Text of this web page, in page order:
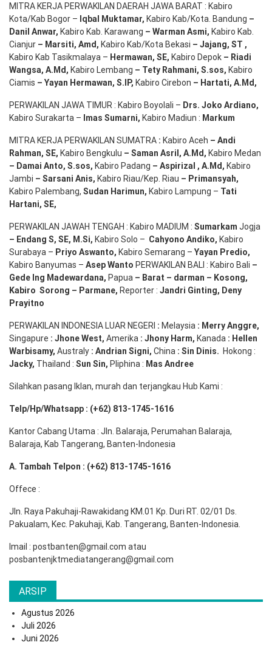
MITRA KERJA PERWAKILAN DAERAH JAWA BARAT : Kabiro
Kota/Kab Bogor – Iqbal Muktamar, Kabiro Kab/Kota. Bandung –
Danil Anwar, Kabiro Kab. Karawang – Warman Asmi, Kabiro Kab.
Cianjur – Marsiti, Amd , Kabiro Kab/Kota Bekasi – Jajang, ST ,
Kabiro Kab Tasikmalaya – Hermawan, SE, Kabiro Depok – Riadi
Wangsa, A.Md , Kabiro Lembang – Tety Rahmani, S.sos, Kabiro
Ciamis – Yayan Hermawan, S.IP, Kabiro Cirebon – Hartati, A.Md ,
PERWAKILAN JAWA TIMUR : Kabiro Boyolali – Drs. Joko Ardiano,
Kabiro Surakarta – Imas Sumarni, Kabiro Madiun : Markum
MITRA KERJA PERWAKILAN SUMATRA : Kabiro Aceh – Andi
Rahman, SE, Kabiro Bengkulu – Saman Asril , A.Md , Kabiro Medan
– Damai Anto, S.sos, Kabiro Padang – Aspirizal , A.Md , Kabiro
Jambi – Sarsani Anis, Kabiro Riau/Kep. Riau – Primansyah,
Kabiro Palembang, Sudan Harimun, Kabiro Lampung – Tati
Hartani, SE,
PERWAKILAN JAWAH TENGAH : Kabiro MADIUM : Sumarkam Jogja
– Endang S, SE, M.Si, Kabiro Solo – Cahyono Andiko, Kabiro
Surabaya – Priyo Aswanto, Kabiro Semarang – Yayan Predio,
Kabiro Banyumas – AsepWanto PERWAKILAN BALI : Kabiro Bali –
Gede Ing Madewardana, Papua – Barat – darman – Kosong,
Kabiro Sorong – Parmane, Reporter : Jandri Ginting, Deny
Prayitno
PERWAKILAN INDONESIA LUAR NEGERI : Melaysia : MerryAnggre,
Singapure : JhoneWest, Amerika : Jhony Harm, Kanada : Hellen
Warbisamy, Australy : Andrian Signi, China : Sin Dinis. Hokong :
Jacky, Thailand : Sun Sin, Pliphina : Mas Andree
Silahkan pasang Iklan, murah dan terjangkau Hub Kami :
Telp/Hp/Whatsapp : (+62) 813-1745-1616
Kantor Cabang Utama : Jln. Balaraja, Perumahan Balaraja,
Balaraja, Kab Tangerang, Banten-Indonesia
A. Tambah Telpon : (+62) 813-1745-1616
Offece :
Jln. Raya Pakuhaji-Rawakidang KM.01 Kp. Duri RT. 02/01 Ds.
Pakualam, Kec. Pakuhaji, Kab. Tangerang, Banten-Indonesia.
Imail : postbanten@gmail.com atau
posbantenjktmediatangerang@gmail.com
ARSIP
Agustus 2026
Juli 2026
Juni 2026